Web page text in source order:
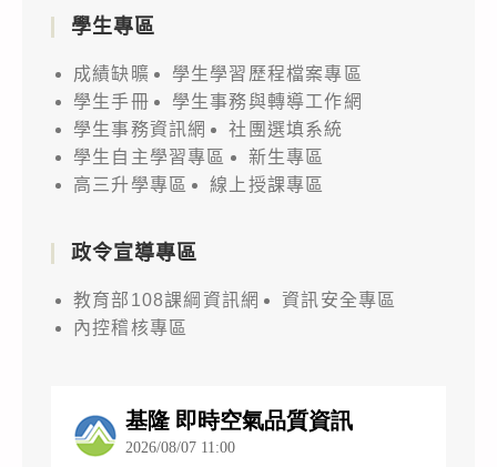
學生專區
成績缺曠
學生學習歷程檔案專區
學生手冊
學生事務與轉導工作網
學生事務資訊網
社團選填系統
學生自主學習專區
新生專區
高三升學專區
線上授課專區
政令宣導專區
教育部108課綱資訊網
資訊安全專區
內控稽核專區